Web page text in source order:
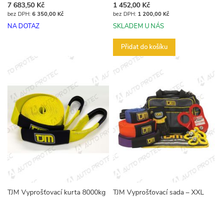
7 683,50 Kč
6 350,00 Kč
NA DOTAZ
1 452,00 Kč
1 200,00 Kč
SKLADEM U NÁS
Přidat do košíku
TJM Vyprošťovací kurta 8000kg
TJM Vyprošťovací sada – XXL